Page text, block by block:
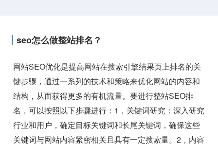
seo怎么做整站排名？
网站SEO优化是提高网站在搜索引擎结果页上排名的关
键步骤，通过一系列的技术和策略来优化网站的内容和
结构，从而获得更多的有机流量。要进行整站SEO排
名，可以按照以下步骤进行：1，关键词研究：深入研究
行业和用户，确定目标关键词和长尾关键词，确保这些
关键词与网站内容紧密相关且具有一定搜索量。2，内容